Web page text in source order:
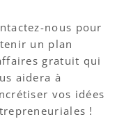
nous pour
un plan
gratuit qui
aidera à
vos idées
!